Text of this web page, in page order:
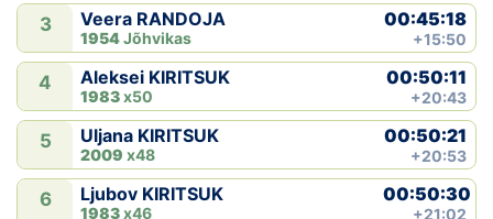
3 Veera RANDOJA
1954Jõhvikas
00:45:18
+15:50
4 Aleksei KIRITSUK
1983x50
00:50:11
+20:43
5 Uljana KIRITSUK
2009 x48
00:50:21
+20:53
6 Ljubov KIRITSUK
1983x46
00:50:30
+21:02